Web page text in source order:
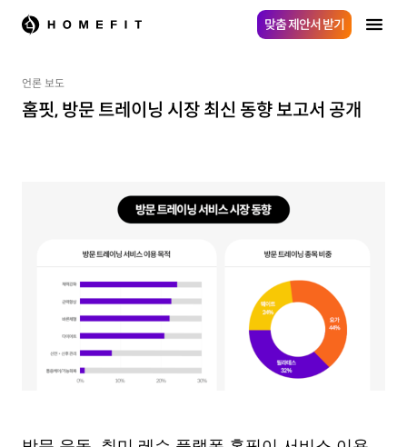
맞춤 제안서 받기
언론 보도
홈핏, 방문 트레이닝 시장 최신 동향 보고서 공개